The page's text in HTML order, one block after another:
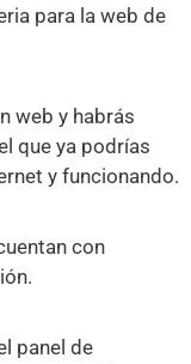
para la web de
web y habrás
que ya podrías
y funcionando.
con
panel de